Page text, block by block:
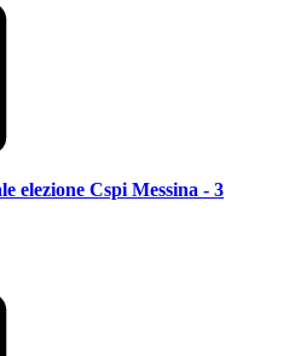
elezione Cspi Messina - 3